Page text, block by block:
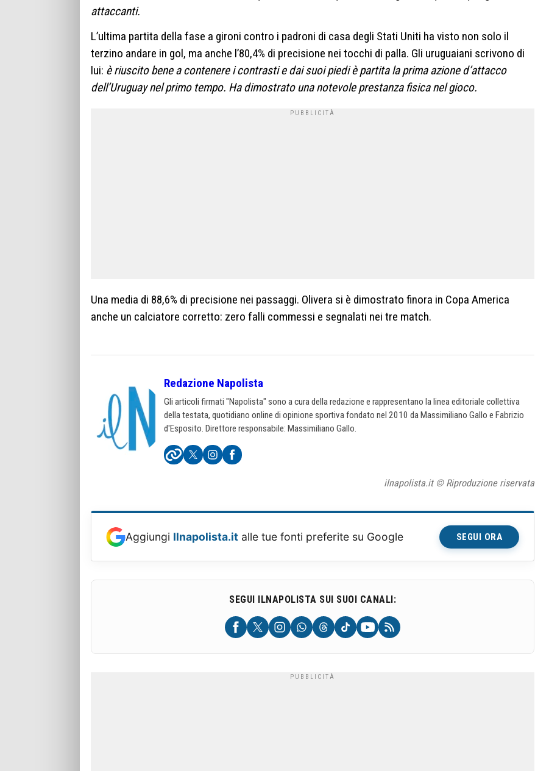
attaccanti.
L’ultima partita della fase a gironi contro i padroni di casa degli Stati Uniti ha visto non solo il
terzino andare in gol, ma anche l’80,4% di precisione nei tocchi di palla. Gli uruguaiani scrivono di
lui: è riuscito bene a contenere i contrasti e dai suoi piedi è partita la prima azione d’attacco
dell’Uruguay nel primo tempo. Ha dimostrato una notevole prestanza fisica nel gioco.
Una media di 88,6% di precisione nei passaggi. Olivera si è dimostrato finora in Copa America
anche un calciatore corretto: zero falli commessi e segnalati nei tre match.
Redazione Napolista
Gli articoli firmati "Napolista" sono a cura della redazione e rappresentano la linea editoriale collettiva
della testata, quotidiano online di opinione sportiva fondato nel 2010 da Massimiliano Gallo e Fabrizio
d'Esposito. Direttore responsabile: Massimiliano Gallo.
ilnapolista.it © Riproduzione riservata
Aggiungi Ilnapolista.it alle tue fonti preferite su Google SEGUI ORA
SEGUI ILNAPOLISTA SUI SUOI CANALI: